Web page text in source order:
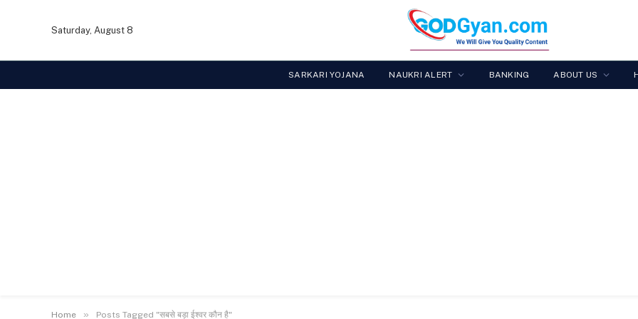
Saturday, August 8
SARKARI YOJANA NAUKRI ALERT BANKING ABOUT US
Home » Posts Tagged "सबसे बड़ा ईश्वर कौन है"